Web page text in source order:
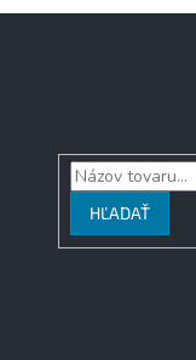
HĽADAŤ